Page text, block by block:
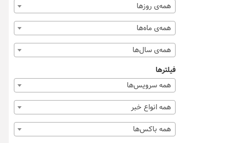
همه‌ی روزها
همه‌ی ماه‌ها
همه‌ی سال‌ها
فیلترها
همه سرویس‌ها
همه انواع خبر
همه باکس‌ها